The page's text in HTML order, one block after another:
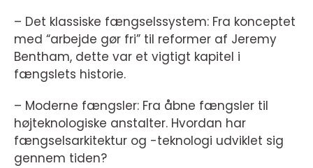
– Det klassiske fængselssystem: Fra konceptet
med “arbejde gør fri” til reformer af Jeremy
Bentham, dette var et vigtigt kapitel i
fængslets historie.
– Moderne fængsler: Fra åbne fængsler til
højteknologiske anstalter. Hvordan har
fængselsarkitektur og -teknologi udviklet sig
gennem tiden?